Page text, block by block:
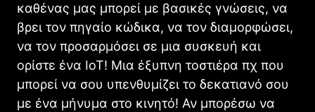
καθένας μας μπορεί με βασικές γνώσεις, να
βρει τον πηγαίο κώδικα, να τον διαμορφώσει,
να τον προσαρμόσει σε μια συσκευή και
ορίστε ένα IoT! Μια έξυπνη τοστιέρα πχ που
μπορεί να σου υπενθυμίζει το δεκατιανό σου
με ένα μήνυμα στο κινητό! Αν μπορέσω να